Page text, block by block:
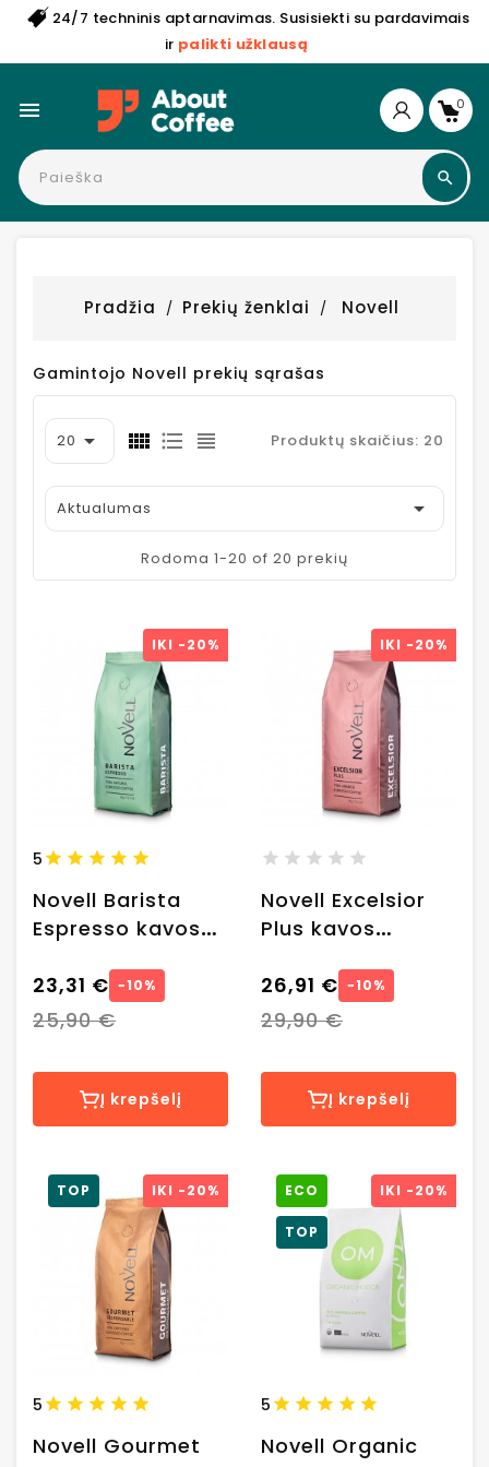
24/7 techninis aptarnavimas. Susisiekti su pardavimais
ir palikti užklausą
 0
Pradžia Prekių ženklai Novell
Gamintojo Novell prekių sąrašas
20  Produktų skaičius: 20
Aktualumas 
Rodoma 1-20 of 20 prekių
IKI -20%
5
Novell Barista
Espresso kavos
23,31 € −10%
25,90 €
Į krepšelį
IKI -20%
Novell Excelsior
Plus kavos
26,91 € −10%
29,90 €
Į krepšelį
IKI -20%
TOP
5
Novell Gourmet
IKI -20%
ECO
TOP
5
Novell Organic